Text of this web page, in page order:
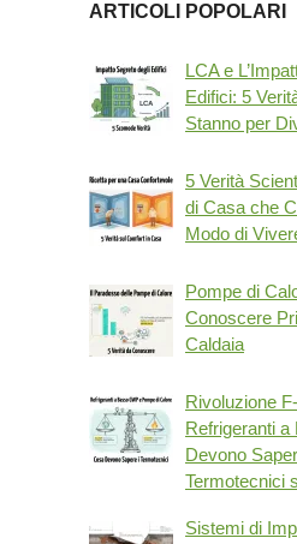
ARTICOLI POPOLARI
LCA e
Edifici: 5
Stanno per
5 Verità
di Casa che
Modo di
Pompe di
Conoscere
Caldaia
Rivoluzione
Refrigeranti
Devono
Termotecnici
Sistemi di